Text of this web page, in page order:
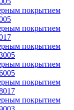
покрытием
покрытием
покрытием
покрытием
покрытием
покрытием